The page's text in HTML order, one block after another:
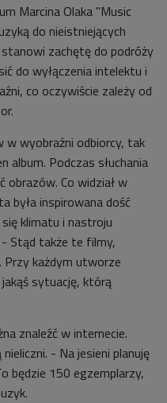
Marcina Olaka "Music
do nieistniejących
zachętę do podróży
do wyłączenia intelektu i
co oczywiście zależy od
wyobraźni odbiorcy, tak
album. Podczas słuchania
obrazów. Co widział w
była inspirowana dość
klimatu i nastroju
- Stąd także te filmy,
Przy każdym utworze
sytuację, którą
znaleźć w internecie.
- Na jesieni planuję
będzie 150 egzemplarzy,